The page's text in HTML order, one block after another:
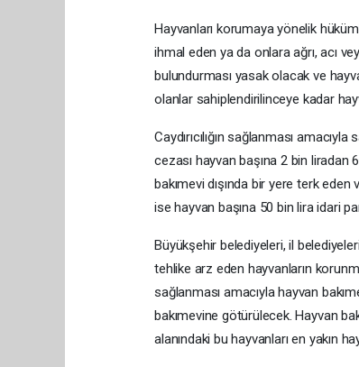
Hayvanları korumaya yönelik
ihmal eden ya da onlara ağrı, acı
bulundurması yasak olacak ve
olanlar sahiplendirilinceye kadar
Caydırıcılığın sağlanması
cezası hayvan başına 2 bin liradan
bakımevi dışında bir yere terk eden
ise hayvan başına 50 bin lira idari
Büyükşehir belediyeleri, il
tehlike arz eden hayvanların
sağlanması amacıyla hayvan
bakımevine götürülecek. Hayvan
alanındaki bu hayvanları en yakın